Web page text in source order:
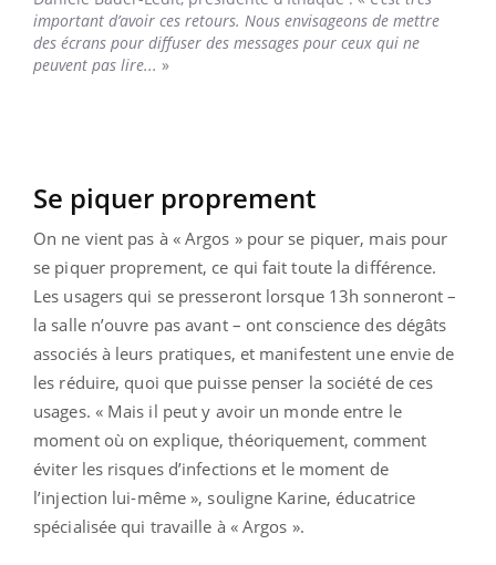
important d’avoir ces retours. Nous envisageons de mettre
des écrans pour diffuser des messages pour ceux qui ne
peuvent pas lire... »
Se piquer proprement
On ne vient pas à « Argos » pour se piquer, mais pour
se piquer proprement, ce qui fait toute la différence.
Les usagers qui se presseront lorsque 13h sonneront –
la salle n’ouvre pas avant – ont conscience des dégâts
associés à leurs pratiques, et manifestent une envie de
les réduire, quoi que puisse penser la société de ces
usages. « Mais il peut y avoir un monde entre le
moment où on explique, théoriquement, comment
éviter les risques d’infections et le moment de
l’injection lui-même », souligne Karine, éducatrice
spécialisée qui travaille à « Argos ».